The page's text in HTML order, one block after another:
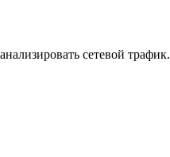
сетевой трафик.